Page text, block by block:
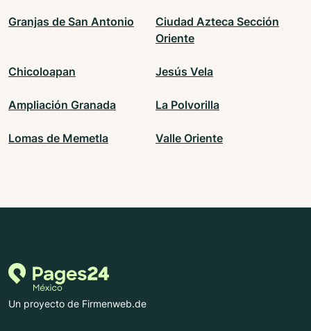
Granjas de San Antonio
Ciudad Azteca Sección
Oriente
Chicoloapan Jesús Vela
Ampliación Granada La Polvorilla
Lomas de Memetla Valle Oriente
Un proyecto de Firmenweb.de